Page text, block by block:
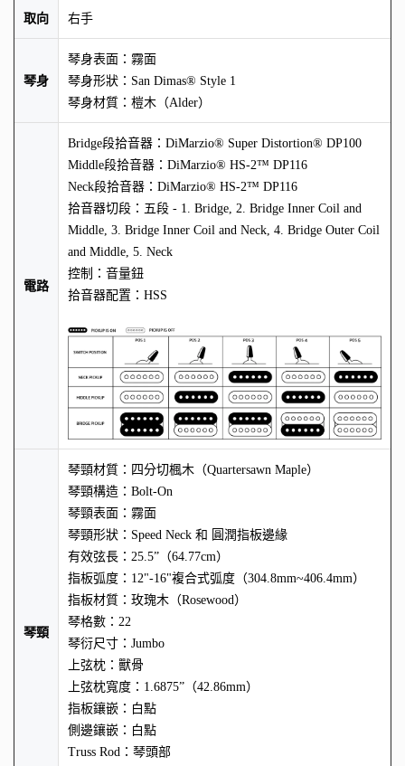
取向 右手
琴身
琴身表面：霧面
琴身形狀：San Dimas® Style 1
琴身材質：榿木（Alder）
電路
Bridge段拾音器：DiMarzio® Super Distortion® DP100
Middle段拾音器：DiMarzio® HS-2™ DP116
Neck段拾音器：DiMarzio® HS-2™ DP116
拾音器切段：五段 - 1. Bridge, 2. Bridge Inner Coil and
Middle, 3. Bridge Inner Coil and Neck, 4. Bridge Outer Coil
and Middle, 5. Neck
控制：音量鈕
拾音器配置：HSS
琴頸
琴頸材質：四分切楓木（Quartersawn Maple）
琴頸構造：Bolt-On
琴頸表面：霧面
琴頸形狀：Speed Neck 和 圓潤指板邊緣
有效弦長：25.5”（64.77cm）
指板弧度：12"-16"複合式弧度（304.8mm~406.4mm）
指板材質：玫瑰木（Rosewood）
琴格數：22
琴衍尺寸：Jumbo
上弦枕：獸骨
上弦枕寬度：1.6875”（42.86mm）
指板鑲嵌：白點
側邊鑲嵌：白點
Truss Rod：琴頭部